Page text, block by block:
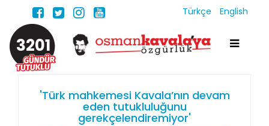
Türkçe English
3201
'Türk mahkemesi Kavala’nın devam
eden tutukluluğunu
gerekçelendiremiyor'